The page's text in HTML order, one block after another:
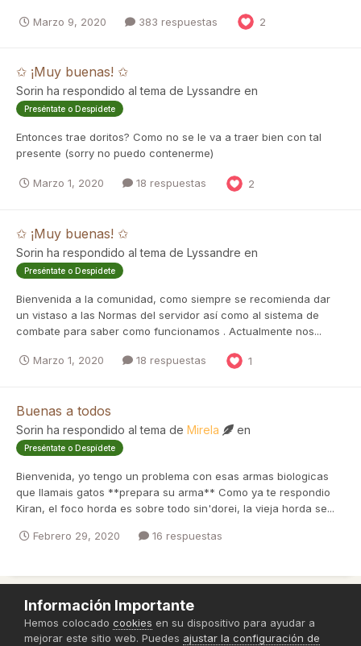
Marzo 9, 2020 383 respuestas 2
✩ ¡Muy buenas! ✩
Sorin ha respondido al tema de Lyssandre en
Preséntate o Despídete
Entonces trae doritos? Como no se le va a traer bien con tal
presente (sorry no puedo contenerme)
Marzo 1, 2020 18 respuestas 2
✩ ¡Muy buenas! ✩
Sorin ha respondido al tema de Lyssandre en
Preséntate o Despídete
Bienvenida a la comunidad, como siempre se recomienda dar
un vistaso a las Normas del servidor así como al sistema de
combate para saber como funcionamos . Actualmente nos...
Marzo 1, 2020 18 respuestas 1
Buenas a todos
Sorin ha respondido al tema de Mirela en
Preséntate o Despídete
Bienvenida, yo tengo un problema con esas armas biologicas
que llamais gatos **prepara su arma** Como ya te respondio
Kiran, el foco horda es sobre todo sin'dorei, la vieja horda se...
Febrero 29, 2020 16 respuestas
Política de Privacidad
Powered by Invision Community
Información Importante
Hemos colocado cookies en su dispositivo para ayudar a
mejorar este sitio web. Puedes ajustar la configuración de